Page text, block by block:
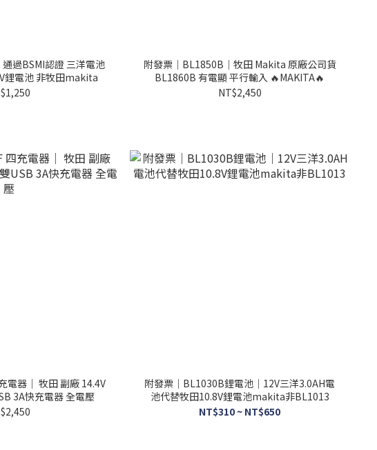
過BSMI認證 三洋電池
鋰電池 非牧田makita
附發票｜BL1850B｜牧田 Makita 原廠公司貨
BL1860B 有電顯 平行輸入 🔥MAKITA🔥
NT$2,450
電器｜ 牧田 副廠 14.4V
3A快充電器 全電壓
附發票｜BL1030B鋰電池｜12V三洋3.0AH電
池代替牧田10.8V鋰電池makita非BL1013
NT$310 ~ NT$650